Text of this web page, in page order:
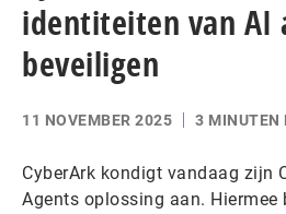
identiteiten van AI
beveiligen
11 NOVEMBER 2025 3 MINUTEN
CyberArk kondigt vandaag zijn
Agents oplossing aan. Hiermee